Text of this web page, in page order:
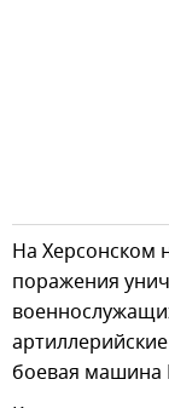
На Херсонском
поражения
боевая машина